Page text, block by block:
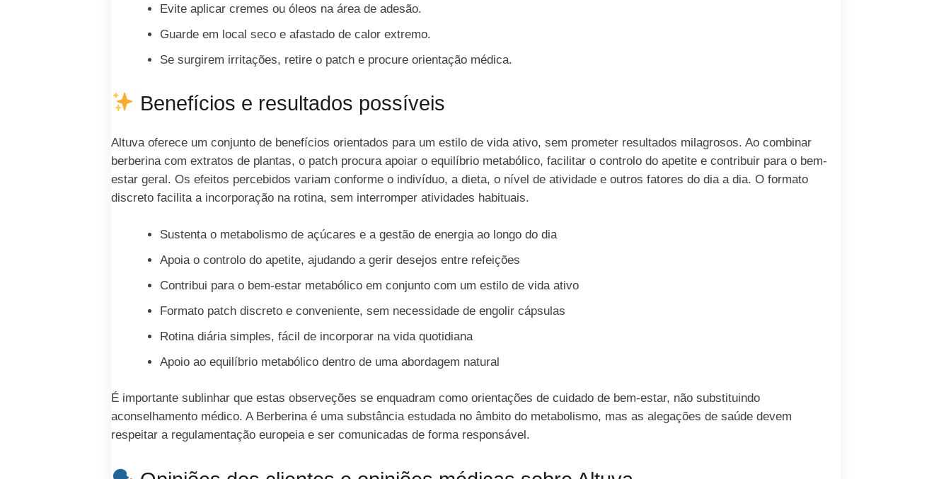
Evite aplicar cremes ou óleos na área de adesão.
Guarde em local seco e afastado de calor extremo.
Se surgirem irritações, retire o patch e procure orientação médica.
Benefícios e resultados possíveis
Altuva oferece um conjunto de benefícios orientados para um estilo de vida ativo, sem prometer resultados milagrosos. Ao combinar
berberina com extratos de plantas, o patch procura apoiar o equilíbrio metabólico, facilitar o controlo do apetite e contribuir para o bem-
estar geral. Os efeitos percebidos variam conforme o indivíduo, a dieta, o nível de atividade e outros fatores do dia a dia. O formato
discreto facilita a incorporação na rotina, sem interromper atividades habituais.
Sustenta o metabolismo de açúcares e a gestão de energia ao longo do dia
Apoia o controlo do apetite, ajudando a gerir desejos entre refeições
Contribui para o bem-estar metabólico em conjunto com um estilo de vida ativo
Formato patch discreto e conveniente, sem necessidade de engolir cápsulas
Rotina diária simples, fácil de incorporar na vida quotidiana
Apoio ao equilíbrio metabólico dentro de uma abordagem natural
É importante sublinhar que estas observeções se enquadram como orientações de cuidado de bem-estar, não substituindo
aconselhamento médico. A Berberina é uma substância estudada no âmbito do metabolismo, mas as alegações de saúde devem
respeitar a regulamentação europeia e ser comunicadas de forma responsável.